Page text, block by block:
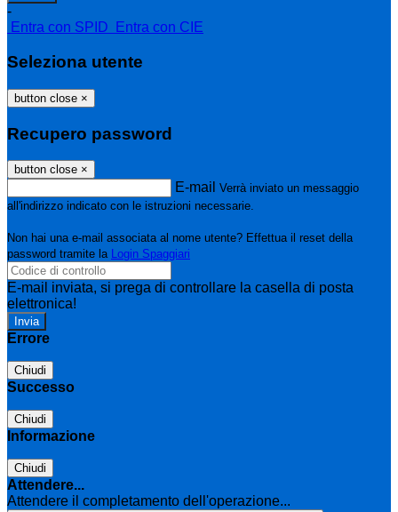
-
Entra con SPID
Entra con CIE
Seleziona utente
button close ×
Recupero password
button close ×
E-mail Verrà inviato un messaggio
all'indirizzo indicato con le istruzioni necessarie.
Non hai una e-mail associata al nome utente? Effettua il reset della
password tramite la Login Spaggiari
E-mail inviata, si prega di controllare la casella di posta
elettronica!
Errore
Chiudi
Successo
Chiudi
Informazione
Chiudi
Attendere...
Attendere il completamento dell'operazione...